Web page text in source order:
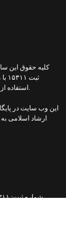
کلیه حقوق این
استفاده از مطالب سایت با ذکر منبع یا پیوند به سایت مجاز است.
این وب سایت در
ارشاد اسلامی
شماره ثبت: ۱۵۳۱۱ با مجوز رسمی از وزارت فرهنگ و ارشاد اسلامی